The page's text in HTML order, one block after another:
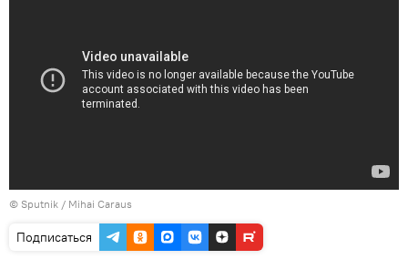
© Sputnik / Mihai Caraus
Подписаться